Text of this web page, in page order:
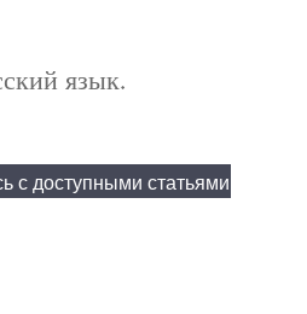
язык.
с доступными статьями